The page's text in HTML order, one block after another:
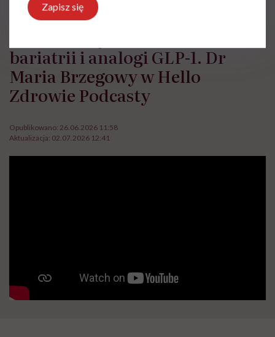
HelloZdrowie: Odżywianie
bariatrii i analogi GLP-1. Dr
Maria Brzegowy w Hello
Zdrowie Podcasty
Opublikowano: 26.06.2026 11:58
Aktualizacja: 02.07.2026 12:41
Zapisz się